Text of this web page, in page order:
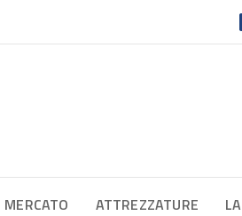
MERCATO ATTREZZATURE